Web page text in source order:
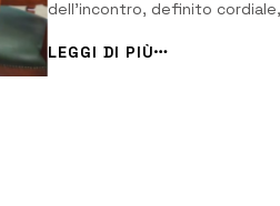
dell’incontro, definito
ad Isab Goi Energy, da Sasol
mini...
LEGGI DI PIÙ